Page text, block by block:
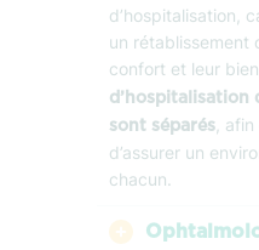
d’hospitalisation,
un rétablissement
confort et leur
d’hospitalisation
sont séparés, afin
d’assurer un
chacun.